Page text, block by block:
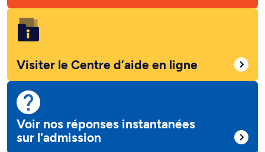
Visiter le Centre d’aide en ligne
Voir nos réponses instantanées
sur l'admission